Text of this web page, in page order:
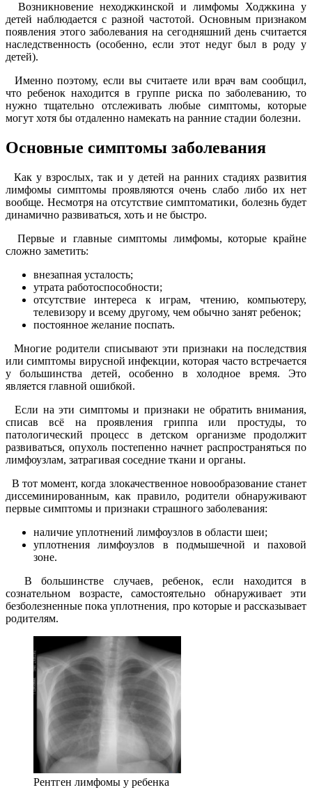
Возникновение неходжкинской и лимфомы Ходжкина у
детей наблюдается с разной частотой. Основным признаком
появления этого заболевания на сегодняшний день считается
наследственность (особенно, если этот недуг был в роду у
детей).
Именно поэтому, если вы считаете или врач вам сообщил,
что ребенок находится в группе риска по заболеванию, то
нужно тщательно отслеживать любые симптомы, которые
могут хотя бы отдаленно намекать на ранние стадии болезни.
Основные симптомы заболевания
Как у взрослых, так и у детей на ранних стадиях развития
лимфомы симптомы проявляются очень слабо либо их нет
вообще. Несмотря на отсутствие симптоматики, болезнь будет
динамично развиваться, хоть и не быстро.
Первые и главные симптомы лимфомы, которые крайне
сложно заметить:
внезапная усталость;
утрата работоспособности;
отсутствие интереса к играм, чтению, компьютеру,
телевизору и всему другому, чем обычно занят ребенок;
постоянное желание поспать.
Многие родители списывают эти признаки на последствия
или симптомы вирусной инфекции, которая часто встречается
у большинства детей, особенно в холодное время. Это
является главной ошибкой.
Если на эти симптомы и признаки не обратить внимания,
списав всё на проявления гриппа или простуды, то
патологический процесс в детском организме продолжит
развиваться, опухоль постепенно начнет распространяться по
лимфоузлам, затрагивая соседние ткани и органы.
В тот момент, когда злокачественное новообразование станет
диссеминированным, как правило, родители обнаруживают
первые симптомы и признаки страшного заболевания:
наличие уплотнений лимфоузлов в области шеи;
уплотнения лимфоузлов в подмышечной и паховой
зоне.
В большинстве случаев, ребенок, если находится в
сознательном возрасте, самостоятельно обнаруживает эти
безболезненные пока уплотнения, про которые и рассказывает
родителям.
Рентген лимфомы у ребенка